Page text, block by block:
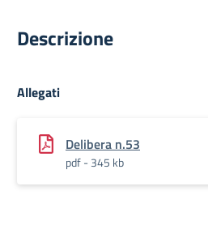
Descrizione
Allegati
Delibera n.53
pdf - 345 kb